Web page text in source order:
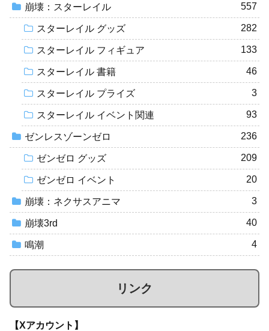
崩壊：スターレイル 557
スターレイル グッズ 282
スターレイル フィギュア 133
スターレイル 書籍 46
スターレイル プライズ 3
スターレイル イベント関連 93
ゼンレスゾーンゼロ 236
ゼンゼロ グッズ 209
ゼンゼロ イベント 20
崩壊：ネクサスアニマ 3
崩壊3rd 40
鳴潮 4
リンク
【Xアカウント】